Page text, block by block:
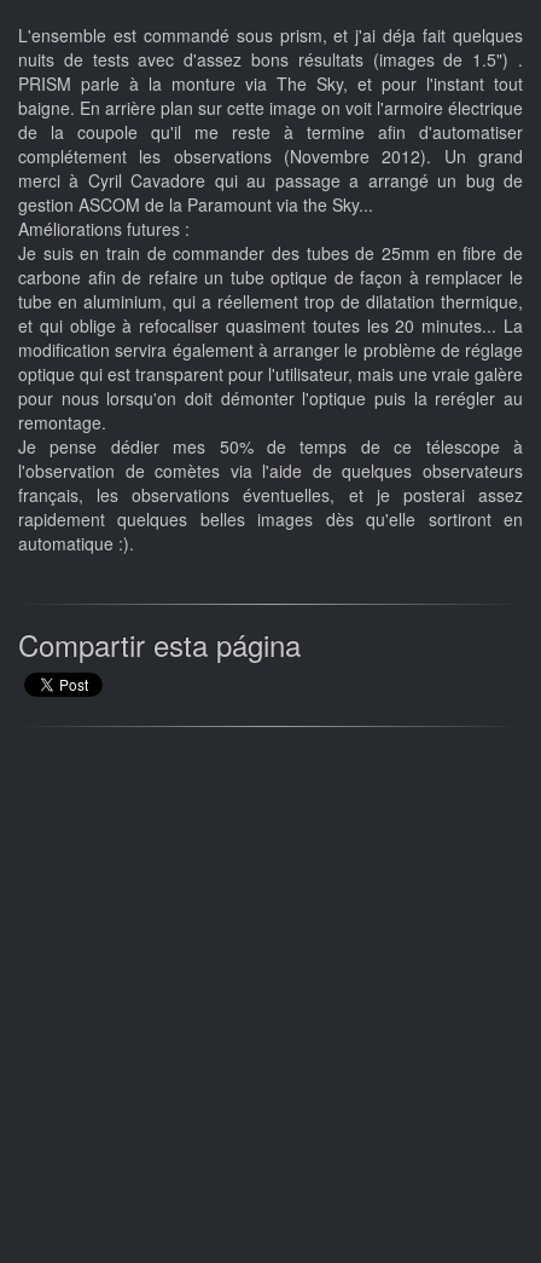
L'ensemble est commandé sous prism, et j'ai déja fait quelques
nuits de tests avec d'assez bons résultats (images de 1.5") .
PRISM parle à la monture via The Sky, et pour l'instant tout
baigne. En arrière plan sur cette image on voit l'armoire électrique
de la coupole qu'il me reste à termine afin d'automatiser
complétement les observations (Novembre 2012). Un grand
merci à Cyril Cavadore qui au passage a arrangé un bug de
gestion ASCOM de la Paramount via the Sky...
Améliorations futures :
Je suis en train de commander des tubes de 25mm en fibre de
carbone afin de refaire un tube optique de façon à remplacer le
tube en aluminium, qui a réellement trop de dilatation thermique,
et qui oblige à refocaliser quasiment toutes les 20 minutes... La
modification servira également à arranger le problème de réglage
optique qui est transparent pour l'utilisateur, mais une vraie galère
pour nous lorsqu'on doit démonter l'optique puis la rerégler au
remontage.
Je pense dédier mes 50% de temps de ce télescope à
l'observation de comètes via l'aide de quelques observateurs
français, les observations éventuelles, et je posterai assez
rapidement quelques belles images dès qu'elle sortiront en
automatique :).
Compartir esta página